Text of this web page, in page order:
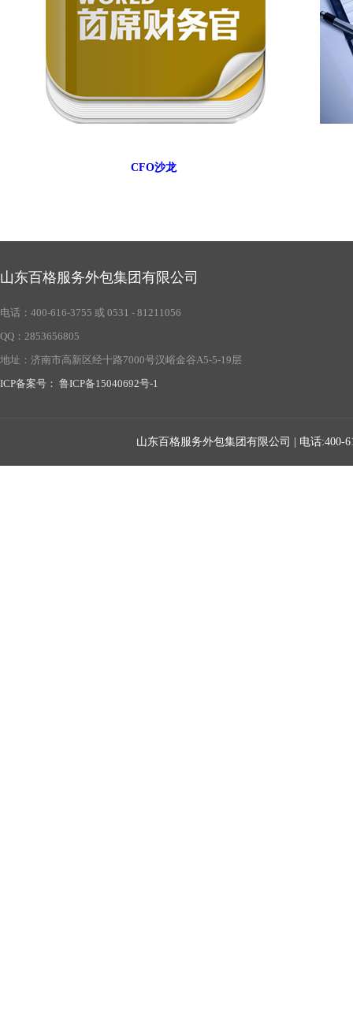
CFO沙龙
山东百格服务外包集团有限公司
电话：400-616-3755 或 0531 - 81211056
QQ：2853656805
地址：济南市高新区经十路7000号汉峪金谷A5-5-19层
ICP备案号： 鲁ICP备15040692号-1
山东百格服务外包集团有限公司 | 电话:400-